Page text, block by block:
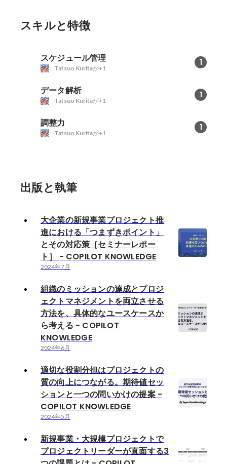
スキルと特徴
スケジュール管理 1
Tatsuo Kuritaが+1
データ解析 1
Tatsuo Kuritaが+1
調整力 1
Tatsuo Kuritaが+1
出版と執筆
大企業の新規事業プロジェクト推
進における「つまずきポイント」
とその対応策［セミナーレポー
ト］ - COPILOT KNOWLEDGE
2024年7月
組織のミッションの達成とプロジ
ェクトマネジメントを両立させる
方法を、具体的なユースケースか
ら考える - COPILOT
KNOWLEDGE
2024年6月
適切な役割分担はプロジェクトの
質の向上につながる。期待値セッ
ションと一つの問いかけの提案 -
COPILOT KNOWLEDGE
2024年5月
新規事業・大規模プロジェクトで
プロジェクトリーダーが直面する3